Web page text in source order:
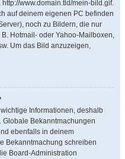
www.domain.tld/mein-bild.gif.
auf deinem eigenen PC befinden
noch zu Bildern, die nur
Hotmail- oder Yahoo-Mailboxen,
Um das Bild anzuzeigen,
Informationen, deshalb
Bekanntmachungen
ebenfalls in deinem
Bekanntmachung schreiben
Board-Administration